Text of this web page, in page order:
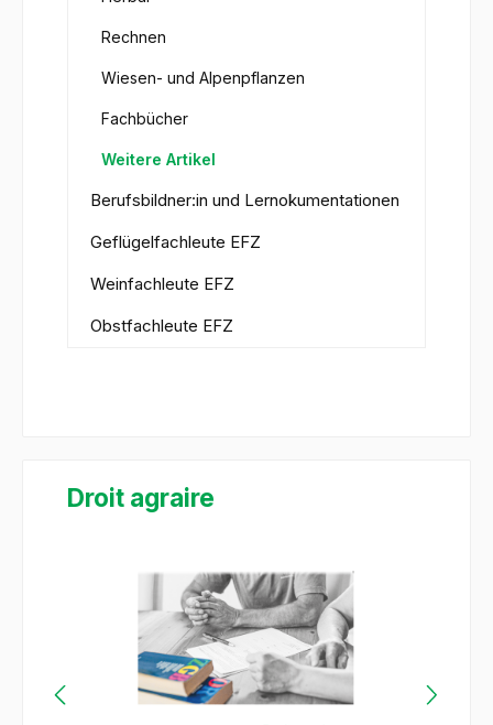
Rechnen
Wiesen- und Alpenpflanzen
Fachbücher
Weitere Artikel
Berufsbildner:in und Lernokumentationen
Geflügelfachleute EFZ
Weinfachleute EFZ
Obstfachleute EFZ
Droit agraire
Bildergalerie überspringen